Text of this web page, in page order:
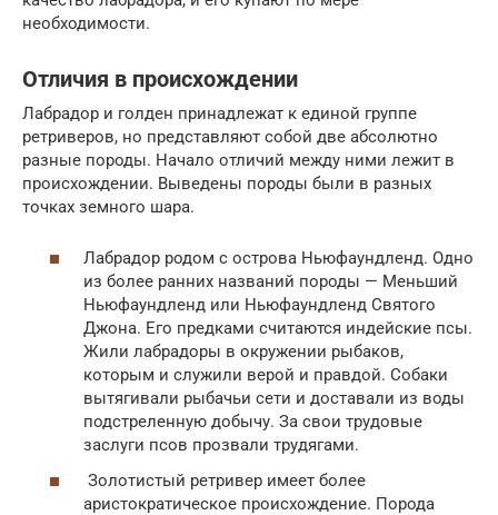
необходимости.
Отличия в происхождении
Лабрадор и голден принадлежат к единой группе
ретриверов, но представляют собой две абсолютно
разные породы. Начало отличий между ними лежит в
происхождении. Выведены породы были в разных
точках земного шара.
Лабрадор родом с острова Ньюфаундленд. Одно
из более ранних названий породы — Меньший
Ньюфаундленд или Ньюфаундленд Святого
Джона. Его предками считаются индейские псы.
Жили лабрадоры в окружении рыбаков,
которым и служили верой и правдой. Собаки
вытягивали рыбачьи сети и доставали из воды
подстреленную добычу. За свои трудовые
заслуги псов прозвали трудягами.
Золотистый ретривер имеет более
аристократическое происхождение. Порода